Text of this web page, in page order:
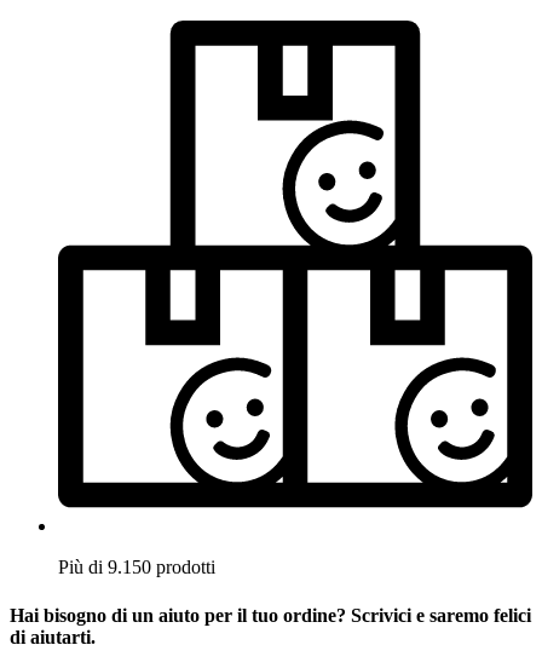
Più di 9.150 prodotti
Hai bisogno di un aiuto per il tuo ordine? Scrivici e saremo felici
di aiutarti.